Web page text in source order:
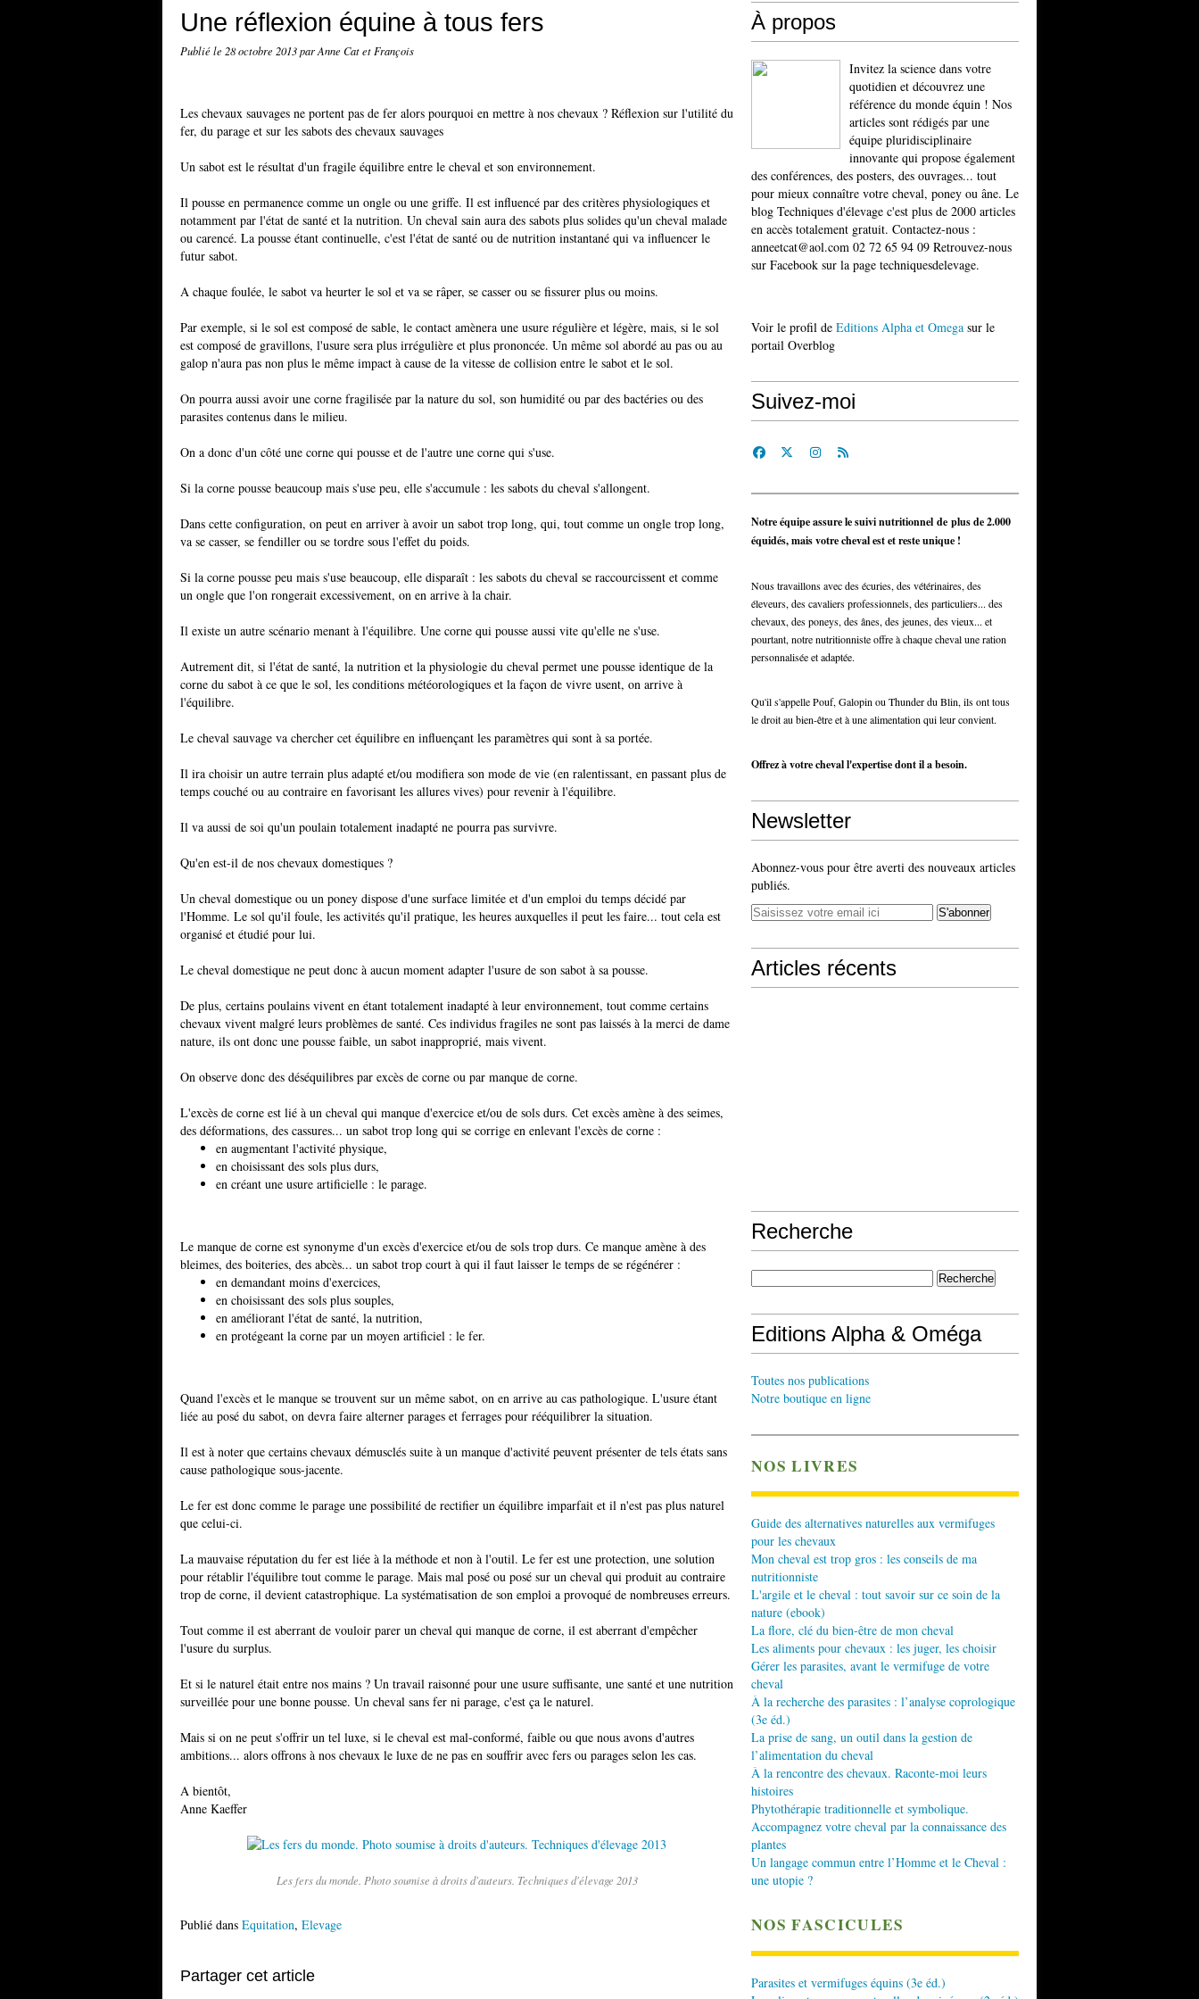
Une réflexion équine à tous fers
Publié le 28 octobre 2013par Anne Cat et François
Les chevaux sauvages ne portent pas de fer alors pourquoi en mettre à nos chevaux ? Réflexion sur l'utilité du
fer, du parage et sur les sabots des chevaux sauvages
Un sabot est le résultat d'un fragile équilibre entre le cheval et son environnement.
Il pousse en permanence comme un ongle ou une griffe. Il est influencé par des critères physiologiques et
notamment par l'état de santé et la nutrition. Un cheval sain aura des sabots plus solides qu'un cheval malade
ou carencé. La pousse étant continuelle, c'est l'état de santé ou de nutrition instantané qui va influencer le
futur sabot.
A chaque foulée, le sabot va heurter le sol et va se râper, se casser ou se fissurer plus ou moins.
Par exemple, si le sol est composé de sable, le contact amènera une usure régulière et légère, mais, si le sol
est composé de gravillons, l'usure sera plus irrégulière et plus prononcée. Un même sol abordé au pas ou au
galop n'aura pas non plus le même impact à cause de la vitesse de collision entre le sabot et le sol.
On pourra aussi avoir une corne fragilisée par la nature du sol, son humidité ou par des bactéries ou des
parasites contenus dans le milieu.
On a donc d'un côté une corne qui pousse et de l'autre une corne qui s'use.
Si la corne pousse beaucoup mais s'use peu, elle s'accumule : les sabots du cheval s'allongent.
Dans cette configuration, on peut en arriver à avoir un sabot trop long, qui, tout comme un ongle trop long,
va se casser, se fendiller ou se tordre sous l'effet du poids.
Si la corne pousse peu mais s'use beaucoup, elle disparaît : les sabots du cheval se raccourcissent et comme
un ongle que l'on rongerait excessivement, on en arrive à la chair.
Il existe un autre scénario menant à l'équilibre. Une corne qui pousse aussi vite qu'elle ne s'use.
Autrement dit, si l'état de santé, la nutrition et la physiologie du cheval permet une pousse identique de la
corne du sabot à ce que le sol, les conditions météorologiques et la façon de vivre usent, on arrive à
l'équilibre.
Le cheval sauvage va chercher cet équilibre en influençant les paramètres qui sont à sa portée.
Il ira choisir un autre terrain plus adapté et/ou modifiera son mode de vie (en ralentissant, en passant plus de
temps couché ou au contraire en favorisant les allures vives) pour revenir à l'équilibre.
Il va aussi de soi qu'un poulain totalement inadapté ne pourra pas survivre.
Qu'en est-il de nos chevaux domestiques ?
Un cheval domestique ou un poney dispose d'une surface limitée et d'un emploi du temps décidé par
l'Homme. Le sol qu'il foule, les activités qu'il pratique, les heures auxquelles il peut les faire... tout cela est
organisé et étudié pour lui.
Le cheval domestique ne peut donc à aucun moment adapter l'usure de son sabot à sa pousse.
De plus, certains poulains vivent en étant totalement inadapté à leur environnement, tout comme certains
chevaux vivent malgré leurs problèmes de santé. Ces individus fragiles ne sont pas laissés à la merci de dame
nature, ils ont donc une pousse faible, un sabot inapproprié, mais vivent.
On observe donc des déséquilibres par excès de corne ou par manque de corne.
L'excès de corne est lié à un cheval qui manque d'exercice et/ou de sols durs. Cet excès amène à des seimes,
des déformations, des cassures... un sabot trop long qui se corrige en enlevant l'excès de corne :
en augmentant l'activité physique,
en choisissant des sols plus durs,
en créant une usure artificielle : le parage.
Le manque de corne est synonyme d'un excès d'exercice et/ou de sols trop durs. Ce manque amène à des
bleimes, des boiteries, des abcès... un sabot trop court à qui il faut laisser le temps de se régénérer :
en demandant moins d'exercices,
en choisissant des sols plus souples,
en améliorant l'état de santé, la nutrition,
en protégeant la corne par un moyen artificiel : le fer.
Quand l'excès et le manque se trouvent sur un même sabot, on en arrive au cas pathologique. L'usure étant
liée au posé du sabot, on devra faire alterner parages et ferrages pour rééquilibrer la situation.
Il est à noter que certains chevaux démusclés suite à un manque d'activité peuvent présenter de tels états sans
cause pathologique sous-jacente.
Le fer est donc comme le parage une possibilité de rectifier un équilibre imparfait et il n'est pas plus naturel
que celui-ci.
La mauvaise réputation du fer est liée à la méthode et non à l'outil. Le fer est une protection, une solution
pour rétablir l'équilibre tout comme le parage. Mais mal posé ou posé sur un cheval qui produit au contraire
trop de corne, il devient catastrophique. La systématisation de son emploi a provoqué de nombreuses erreurs.
Tout comme il est aberrant de vouloir parer un cheval qui manque de corne, il est aberrant d'empêcher
l'usure du surplus.
Et si le naturel était entre nos mains ? Un travail raisonné pour une usure suffisante, une santé et une nutrition
surveillée pour une bonne pousse. Un cheval sans fer ni parage, c'est ça le naturel.
Mais si on ne peut s'offrir un tel luxe, si le cheval est mal-conformé, faible ou que nous avons d'autres
ambitions... alors offrons à nos chevaux le luxe de ne pas en souffrir avec fers ou parages selon les cas.
A bientôt,
Anne Kaeffer
Les fers du monde. Photo soumise à droits d'auteurs. Techniques d'élevage 2013
Publié dans Equitation, Elevage
Partager cet article
À propos
Invitez la science dans votre
quotidien et découvrez une
référence du monde équin ! Nos
articles sont rédigés par une
équipe pluridisciplinaire
innovante qui propose également
des conférences, des posters, des ouvrages... tout
pour mieux connaître votre cheval, poney ou âne. Le
blog Techniques d'élevage c'est plus de 2000 articles
en accès totalement gratuit. Contactez-nous :
anneetcat@aol.com 02 72 65 94 09 Retrouvez-nous
sur Facebook sur la page techniquesdelevage.
Voir le profil de Editions Alpha et Omega sur le
portail Overblog
Suivez-moi
Notre équipe assure le suivi nutritionnel de plus de 2.000
équidés, mais votre cheval est et reste unique !
Nous travaillons avec des écuries, des vétérinaires, des
éleveurs, des cavaliers professionnels, des particuliers... des
chevaux, des poneys, des ânes, des jeunes, des vieux... et
pourtant, notre nutritionniste offre à chaque cheval une ration
personnalisée et adaptée.
Qu'il s'appelle Pouf, Galopin ou Thunder du Blin, ils ont tous
le droit au bien-être et à une alimentation qui leur convient.
Offrez à votre cheval l'expertise dont il a besoin.
Newsletter
Abonnez-vous pour être averti des nouveaux articles
publiés.
Articles récents
Recherche
Editions Alpha & Oméga
Toutes nos publications
Notre boutique en ligne
NOS LIVRES
Guide des alternatives naturelles aux vermifuges
pour les chevaux
Mon cheval est trop gros : les conseils de ma
nutritionniste
L'argile et le cheval : tout savoir sur ce soin de la
nature (ebook)
La flore, clé du bien-être de mon cheval
Les aliments pour chevaux : les juger, les choisir
Gérer les parasites, avant le vermifuge de votre
cheval
À la recherche des parasites : l’analyse coprologique
(3e éd.)
La prise de sang, un outil dans la gestion de
l’alimentation du cheval
À la rencontre des chevaux. Raconte-moi leurs
histoires
Phytothérapie traditionnelle et symbolique.
Accompagnez votre cheval par la connaissance des
plantes
Un langage commun entre l’Homme et le Cheval :
une utopie ?
NOS FASCICULES
Parasites et vermifuges équins (3e éd.)